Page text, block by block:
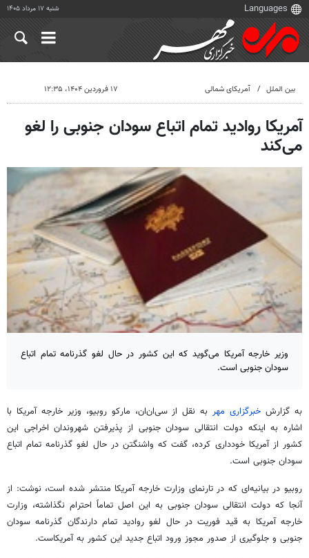
شنبه ۱۷ مرداد ۱۴۰۵
بین الملل آمریکای شمالی ۱۷ فروردین ۱۴۰۴، ۱۲:۳۵
آمریکا روادید تمام اتباع سودان جنوبی را لغو
می‌کند
وزیر خارجه آمریکا می‌گوید که این کشور در حال لغو گذرنامه تمام اتباع
سودان جنوبی است.
به گزارشخبرگزاری مهربه نقل از سی‌ان‌ان، مارکوروبیو، وزیر خارجه آمریکا با
اشاره به اینکه دولت انتقالی سودان جنوبی از پذیرفتن شهروندان اخراجی این
کشور از آمریکا خودداری کرده، گفت که واشنگتن در حال لغو گذرنامه تمام اتباع
سودان جنوبی است.
روبیو در بیانیه‌ای که در تارنمای وزارت خارجه آمریکا منتشر شده است، نوشت: از
آنجا که دولت انتقالی سودان جنوبی به این اصل تماماً احترام نگذاشته، وزارت
خارجه آمریکا به قید فوریت در حال لغو روادید تمام دارندگان گذرنامه سودان
جنوبی و جلوگیری از صدور مجوز ورود اتباع جدید این کشور به آمریکاست.